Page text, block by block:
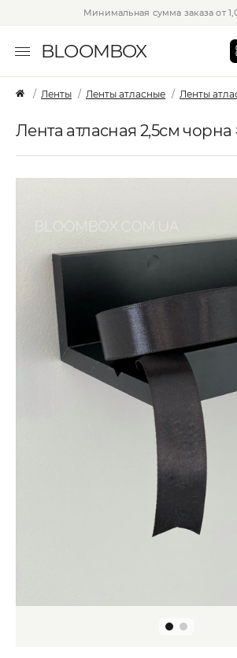
Минимальная сумма заказа от
BLOOMBOX
Ленты Ленты атласные Ленты
Лента атласная 2,5см чорна